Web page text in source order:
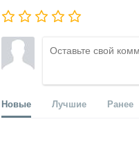
Новые Лучшие Ранее